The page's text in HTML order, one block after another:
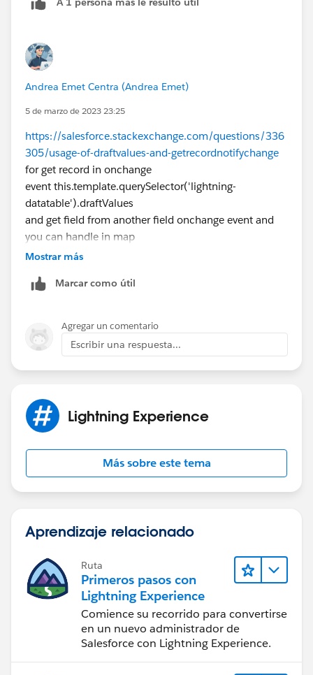
Thank you,
Andrea Emet Centra (Andrea Emet)
5 de marzo de 2023 23:25
https://salesforce.stackexchange.com/questions/336
305/usage-of-draftvalues-and-getrecordnotifychange
for get record in onchange
event this.template.querySelector('lightning-
datatable').draftValues
and get field from another field onchange event and
you can handle in map
Mostrar más
Marcar como útil
Agregar un comentario
Escribir una respuesta...
Lightning Experience
Más sobre este tema
Aprendizaje relacionado
Ruta
Primeros pasos con
Lightning Experience
Comience su recorrido para convertirse
en un nuevo administrador de
Salesforce con Lightning Experience.